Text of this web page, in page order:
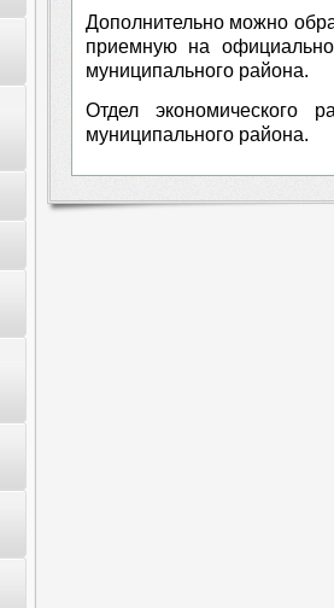
Дополнительно можно
приемную на
муниципального района.
Отдел экономического
муниципального района.